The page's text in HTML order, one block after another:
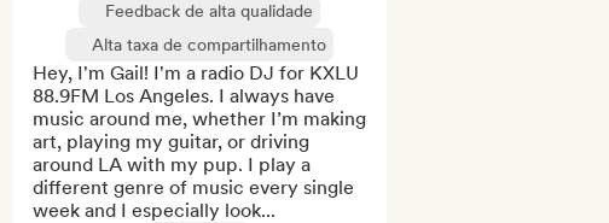
Feedback de alta qualidade
Alta taxa de compartilhamento
Hey, I'm Gail! I'm a radio DJ for KXLU
88.9FM Los Angeles. I always have
music around me, whether I’m making
art, playing my guitar, or driving
around LA with my pup. I play a
different genre of music every single
week and I especially look...